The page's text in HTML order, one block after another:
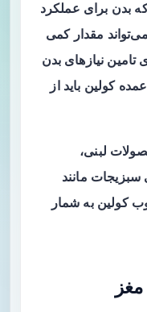
بدن برای عملکرد
مقدار کمی
تامین نیازهای بدن
کولین باید از
لبنی،
سبزیجات مانند
کولین به شمار